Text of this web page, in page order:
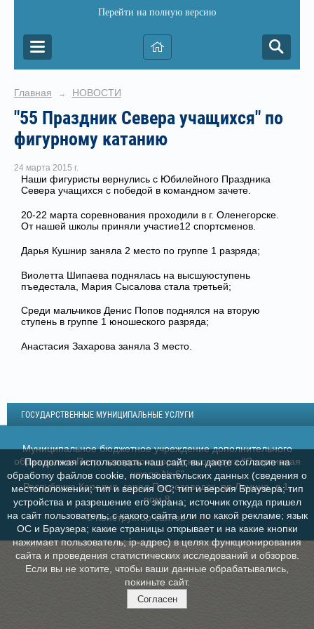
Перейти на полную версию
Главная → НОВОСТИ
"55 Праздник Севера учащихся" по
фигурному катанию
24 марта 2015 г.
Наши фигуристы вернулись с Юбилейного Праздника
Севера учащихся с победой в командном зачете.
20-22 марта соревнования проходили в г. Оленегорске.
От нашей школы приняли участие12 спортсменов.
Дарья Кушнир заняла 2 место по группе 1 разряда;
Виолетта Шипаева поднялась на высшуюступень
пъедестала, Мария Сысалова стала третьей;
Среди мальчиков Денис Попов поднялся на вторую
ступень в группе 1 юношеского разряда;
Анастасия Захарова заняла 3 место.
ГОСУДАРСТВЕННЫЕ МУНИЦИПАЛЬНЫЕ УСЛУГИ
Муниципальное бюджетное учреждение дополнительного
образования Петрозаводского городского округа "Спортивная
школа № 6"
Республика Карелия, город Петрозаводск, пр.Ленина, д.1,
пом.8
© Конструктор сайтовNubex.ru
Продолжая использовать наш сайт, вы даете согласие на
обработку файлов cookie, пользовательских данных (сведения о
местоположении; тип и версия ОС; тип и версия Браузера; тип
устройства и разрешение его экрана; источник откуда пришел
на сайт пользователь; с какого сайта или по какой рекламе; язык
ОС и Браузера; какие страницы открывает и на какие кнопки
нажимает пользователь; ip-адрес) в целях функционирования
сайта и проведения статистических исследований и обзоров.
Если вы не хотите, чтобы ваши данные обрабатывались,
покиньте сайт.
Согласен